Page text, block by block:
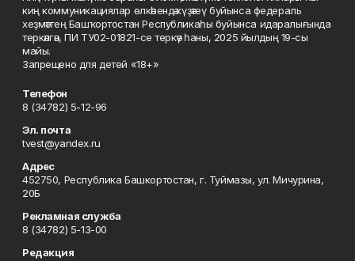
киң коммуникациялар өлкәһендә күҙәтеү буйынса федераль
хеҙмәттең Башҡортостан Республикаһы буйынса идаралығында
теркәлгән, ПИ ТУ02-01821-се теркәү һаны, 2025 йылдың 19-сы
майы.
Запрещено для детей «18+»
Телефон
8 (34782) 5-12-96
Эл. почта
tvest@yandex.ru
Адрес
452750, Республика Башкортостан, г. Туймазы, ул. Мичурина,
20Б
Рекламная служба
8 (34782) 5-13-00
Редакция